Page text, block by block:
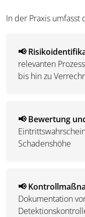
In der Praxis umfasst
📢
relevanten
bis hin zu
📢 Bewertung
Schadenshöhe
📢
Dokumentation